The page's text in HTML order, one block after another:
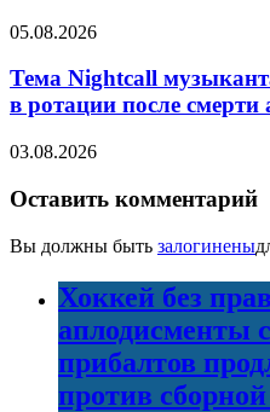
05.08.2026
Тема Nightcall
в ротации после смерти
03.08.2026
Оставить комментарий
Вы должны быть залогинены
Хоккей без
аплодисменты
прибалтов
против